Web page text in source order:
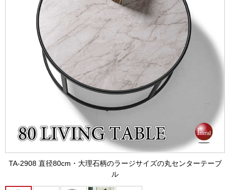
TA-2908 直径80cm・大理石柄のラージサイズの丸センターテーブ
ル